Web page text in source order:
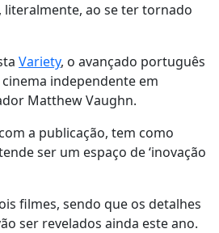
ao se ter tornado
Variety, o avançado português
independente em
Matthew Vaughn.
a publicação, tem como
ser um espaço de ‘inovação
filmes, sendo que os detalhes
ser revelados ainda este ano.